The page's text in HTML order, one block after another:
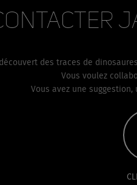
plus d'informations techniques sur
console
des traces de
Vous voulez
Vous avez une